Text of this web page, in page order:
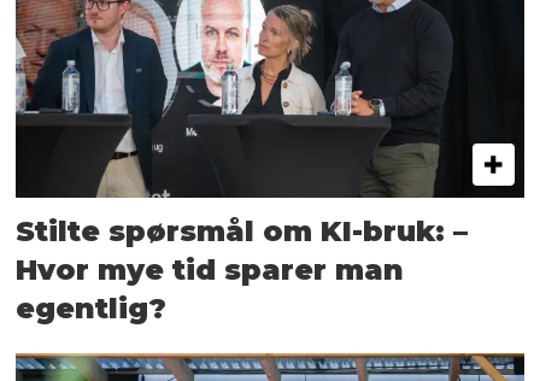
Stilte spørsmål om KI-bruk: –
Hvor mye tid sparer man
egentlig?